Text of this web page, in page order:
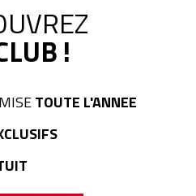
!
TOUTE L'ANNEE